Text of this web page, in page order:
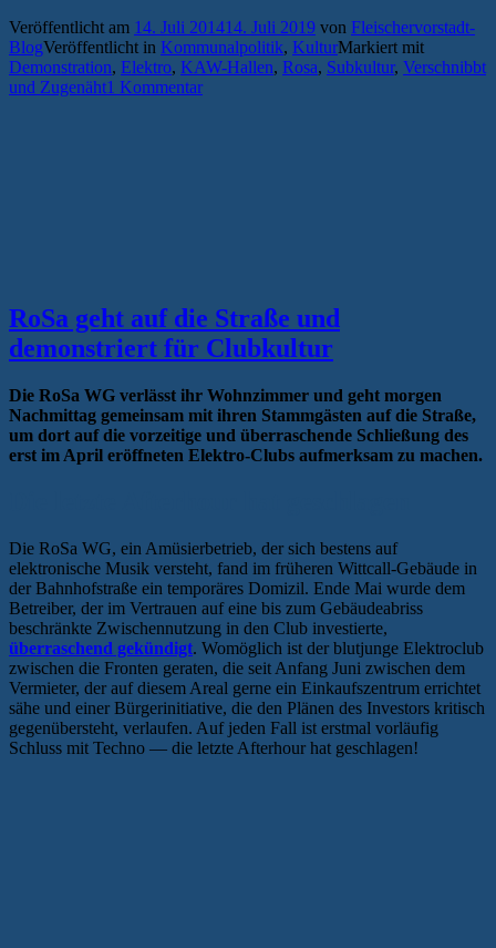
demonstrierten
für
Clubkultur“
Veröffentlicht am 14. Juli 201414. Juli 2019 von Fleischervorstadt-
BlogVeröffentlicht in Kommunalpolitik, KulturMarkiert mit
Demonstration, Elektro, KAW-Hallen, Rosa, Subkultur, Verschnibbt
und Zugenäht1 Kommentar
RoSa geht auf die Straße und
demonstriert für Clubkultur
Die RoSa WG verlässt ihr Wohnzimmer und geht morgen
Nachmittag gemeinsam mit ihren Stammgästen auf die Straße,
um dort auf die vorzeitige und überraschende Schließung des
erst im April eröffneten Elektro-Clubs aufmerksam zu machen.
Die RoSa WG, ein Amüsierbetrieb, der sich bestens auf
elektronische Musik versteht, fand im früheren Wittcall-Gebäude in
der Bahnhofstraße ein temporäres Domizil. Ende Mai wurde dem
Betreiber, der im Vertrauen auf eine bis zum Gebäudeabriss
beschränkte Zwischennutzung in den Club investierte,
überraschend gekündigt. Womöglich ist der blutjunge Elektroclub
zwischen die Fronten geraten, die seit Anfang Juni zwischen dem
Vermieter, der auf diesem Areal gerne ein Einkaufszentrum errichtet
sähe und einer Bürgerinitiative, die den Plänen des Investors kritisch
gegenübersteht, verlaufen. Auf jeden Fall ist erstmal vorläufig
Schluss mit Techno — die letzte Afterhour hat geschlagen!